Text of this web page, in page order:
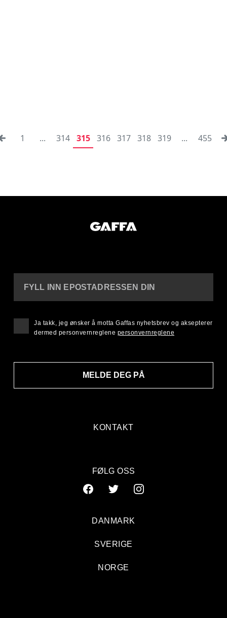
1 ... 314 315 316 317 318 319 ... 455
KONTAKT
FYLL INN EPOSTADRESSEN DIN
MELDE DEG PÅ
Ja takk, jeg ønsker å motta Gaffas nyhetsbrev og aksepterer
dermed personvernreglene personvernreglene
FØLG OSS
DANMARK
SVERIGE
NORGE